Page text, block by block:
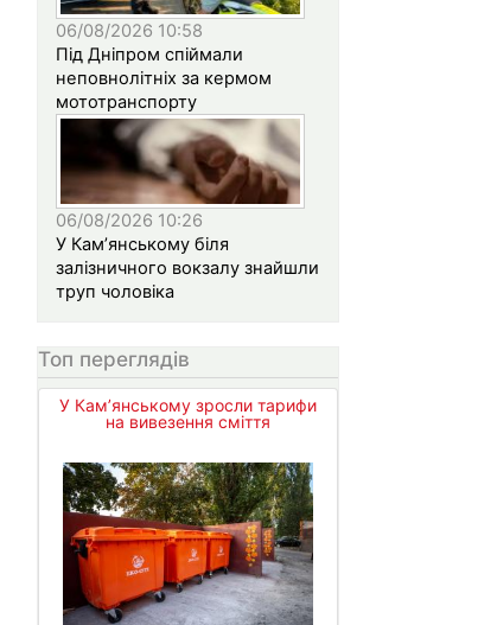
06/08/2026 10:58
Під Дніпром спіймали
неповнолітніх за кермом
мототранспорту
06/08/2026 10:26
У Кам’янському біля
залізничного вокзалу знайшли
труп чоловіка
Топ переглядів
У Кам’янському зросли тарифи
на вивезення сміття